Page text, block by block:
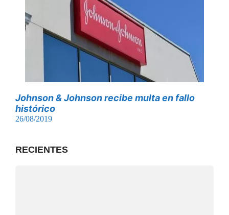
Johnson & Johnson recibe multa en fallo
histórico
26/08/2019
RECIENTES